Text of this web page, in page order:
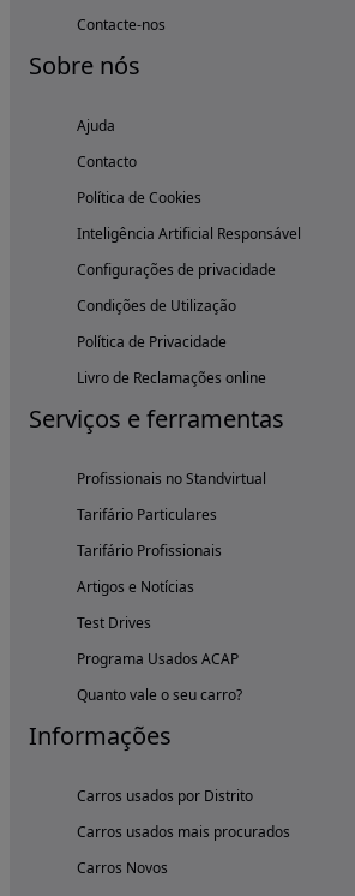
Contacte-nos
Sobre nós
Ajuda
Contacto
Política de Cookies
Inteligência Artificial Responsável
Configurações de privacidade
Condições de Utilização
Política de Privacidade
Livro de Reclamações online
Serviços e ferramentas
Profissionais no Standvirtual
Tarifário Particulares
Tarifário Profissionais
Artigos e Notícias
Test Drives
Programa Usados ACAP
Quanto vale o seu carro?
Informações
Carros usados por Distrito
Carros usados mais procurados
Carros Novos